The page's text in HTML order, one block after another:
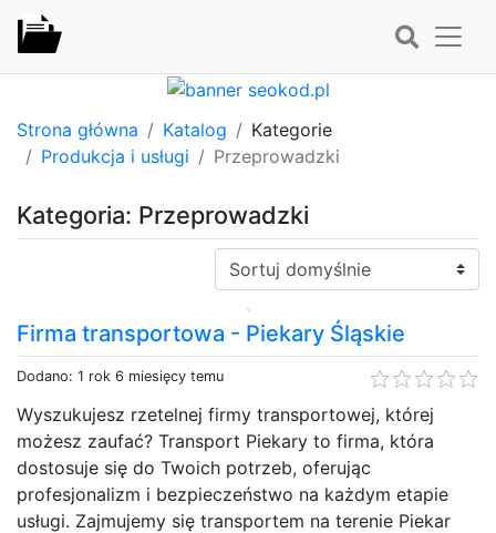
Strona główna Katalog
Kategorie
Produkcja i usługi
Przeprowadzki
Kategoria: Przeprowadzki
Sortuj:
Firma transportowa - Piekary Śląskie
Dodano: 1 rok 6 miesięcy temu
Wyszukujesz rzetelnej firmy transportowej, której
możesz zaufać? Transport Piekary to firma, która
dostosuje się do Twoich potrzeb, oferując
profesjonalizm i bezpieczeństwo na każdym etapie
usługi. Zajmujemy się transportem na terenie Piekar